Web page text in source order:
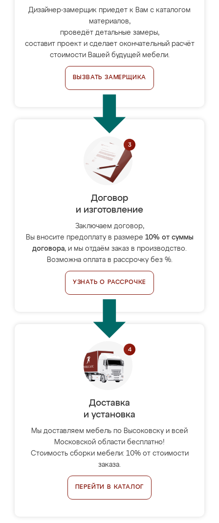
Дизайнер-замерщик приедет к Вам с каталогом
материалов,
проведёт детальные замеры,
составит проект и сделает окончательный расчёт
стоимости Вашей будущей мебели.
ВЫЗВАТЬ ЗАМЕРЩИКА
Договор
и изготовление
Заключаем договор,
Вы вносите предоплату в размере 10% от суммы
договора, и мы отдаём заказ в производство.
Возможна оплата в рассрочку без %.
УЗНАТЬ О РАССРОЧКЕ
Доставка
и установка
Мы доставляем мебель по Высоковску и всей
Московской области бесплатно!
Стоимость сборки мебели: 10% от стоимости
заказа.
ПЕРЕЙТИ В КАТАЛОГ